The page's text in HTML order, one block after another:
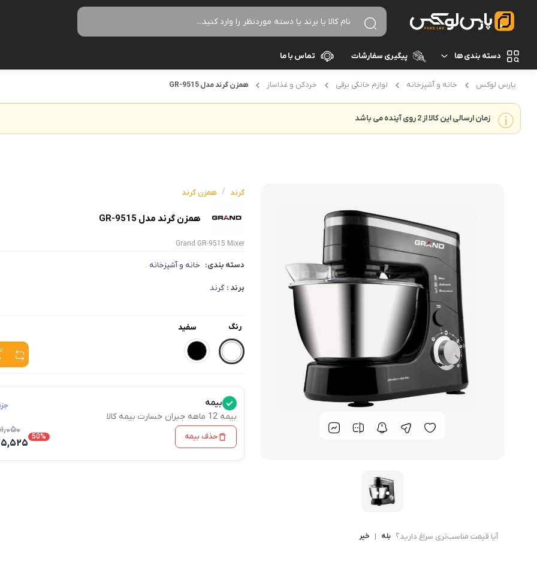
دسته بندی ها
لوازم برقی آشپزخانه
میوه خشک کن
گوشت کوب برقی
لوازم پخت و پز
زودپز
آون توستر
زودپز
وافل ساز
هات داگ پز
گریل آبمیوه
نظافت و شستشو
برند های ایرانی
پیگیری سفارشات تماس با ما
پارس لوکس خانه و آشپزخانه لوازم خانگی برقی خردکن و غذاساز همزن گرند مدل GR-9515
زمان ارسالی این کالا از 2 روی آینده می باشد
آیا قیمت مناسب‌تری سراغ دارید؟ بله | خیر
گرند / همزن گرند
همزن گرند مدل GR-9515
Grand GR-9515 Mixer
دسته بندی: خانه و آشپزخانه ،
برند : گرند
رنگ سفید
بیمه
بیمه 12 ماهه جبران خسارت بیمه کالا
حذف بیمه 50%